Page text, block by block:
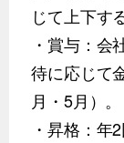
じて上下す
・賞与：会
待に応じて
月・5月）。
・昇格：年